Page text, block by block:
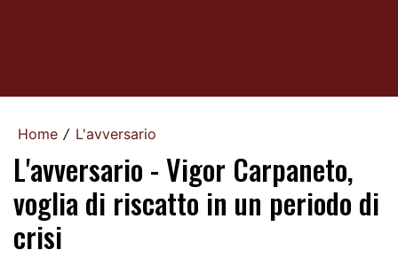
Home / L'avversario
L'avversario - Vigor Carpaneto,
voglia di riscatto in un periodo di
crisi